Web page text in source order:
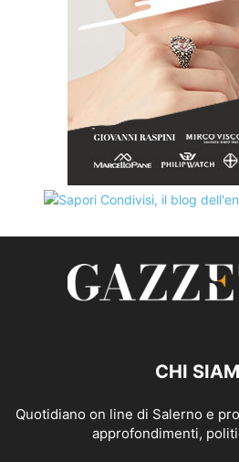
CHI
Quotidiano on line di Salerno e
approfondimenti,